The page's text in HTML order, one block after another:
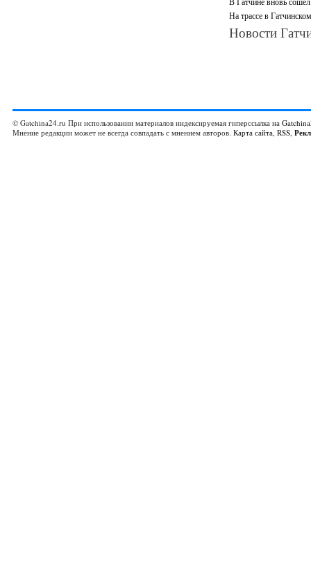
На трассе в
Новости
© Gatchina24.ru При использовании материалов индексируемая гиперссылка на
Мнение редакции может не всегда совпадать с мнением авторов. Карта сайта, RSS,